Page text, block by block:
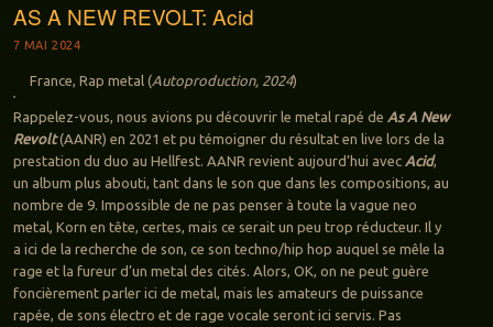
AS A NEW REVOLT: Acid
7 MAI 2024
France, Rap metal (Autoproduction, 2024)
Rappelez-vous, nous avions pu découvrir le metal rapé de As A New
Revolt(AANR) en 2021 et pu témoigner du résultat en live lors de la
prestation du duo au Hellfest. AANR revient aujourd’hui avec Acid,
un album plus abouti, tant dans le son que dans les compositions, au
nombre de 9. Impossible de ne pas penser à toute la vague neo
metal, Korn en tête, certes, mais ce serait un peu trop réducteur. Il y
a ici de la recherche de son, ce son techno/hip hop auquel se mêle la
rage et la fureur d’un metal des cités. Alors, OK, on ne peut guère
foncièrement parler ici de metal, mais les amateurs de puissance
rapée, de sons électro et de rage vocale seront ici servis. Pas